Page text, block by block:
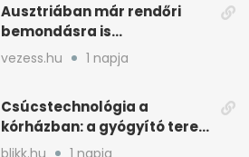
Ausztriában már rendőri
bemondásra is
büntethetnek
gyorshajtásért
vezess.hu 1 napja
Csúcstechnológia a
kórházban: a gyógyító terek
kulcsa az áramlás
blikk.hu 1 napja